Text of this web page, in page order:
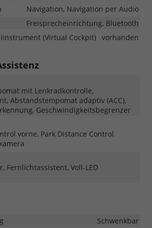
Navigation, Navigation per Audio
Freisprecheinrichtung, Bluetooth
(Virtual Cockpit) vorhanden
mit Lenkradkontrolle,
Abstandstempomat adaptiv (ACC),
Geschwindigkeitsbegrenzer
vorne, Park Distance Control
Fernlichtassistent, Voll-LED
Schwenkbar